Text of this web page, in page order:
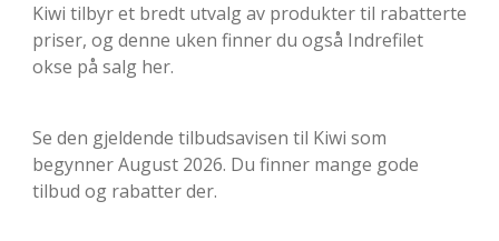
Kiwi tilbyr et bredt utvalg av produkter til rabatterte
priser, og denne uken finner du også Indrefilet
okse på salg her.
Se den gjeldende tilbudsavisen til Kiwi som
begynner August 2026. Du finner mange gode
tilbud og rabatter der.